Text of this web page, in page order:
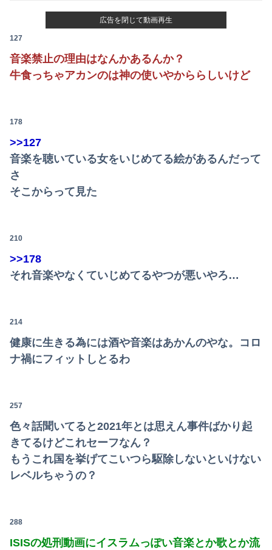
127
音楽禁止の理由はなんかあるんか？
牛食っちゃアカンのは神の使いやかららしいけど
178
>>127
音楽を聴いている女をいじめてる絵があるんだって
さ
そこからって見た
210
>>178
それ音楽やなくていじめてるやつが悪いやろ…
214
健康に生きる為には酒や音楽はあかんのやな。コロ
ナ禍にフィットしとるわ
257
色々話聞いてると2021年とは思えん事件ばかり起
きてるけどこれセーフなん？
もうこれ国を挙げてこいつら駆除しないといけない
レベルちゃうの？
288
ISISの処刑動画にイスラムっぽい音楽とか歌とか流
広告を閉じて動画再生